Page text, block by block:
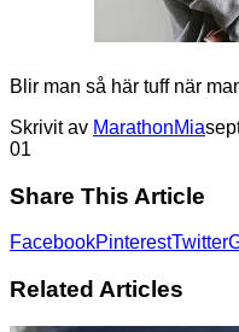
Blir man så här tuff när
Skrivit av MarathonMia
01
Share This Article
FacebookPinterestTwitter
Related Articles